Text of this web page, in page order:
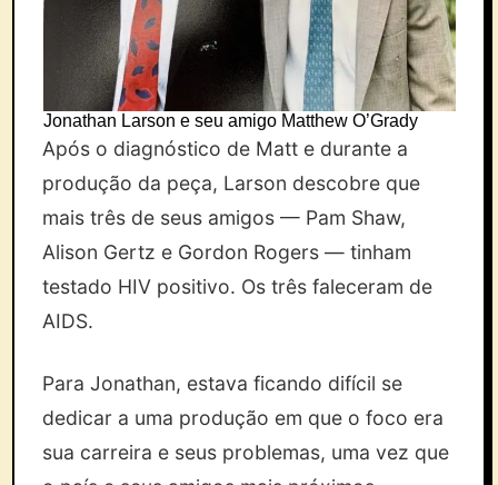
Jonathan Larson e seu amigo Matthew O’Grady
Após o diagnóstico de Matt e durante a
produção da peça, Larson descobre que
mais três de seus amigos — Pam Shaw,
Alison Gertz e Gordon Rogers — tinham
testado HIV positivo. Os três faleceram de
AIDS.
Para Jonathan, estava ficando difícil se
dedicar a uma produção em que o foco era
sua carreira e seus problemas, uma vez que